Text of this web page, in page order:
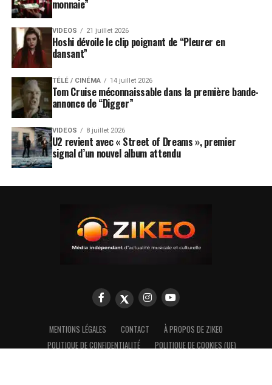
monnaie”
VIDEOS 21 juillet 2026
Hoshi dévoile le clip poignant de “Pleurer en
dansant”
TÉLÉ / CINÉMA 14 juillet 2026
Tom Cruise méconnaissable dans la première bande-
annonce de “Digger”
VIDEOS 8 juillet 2026
U2 revient avec « Street of Dreams », premier
signal d’un nouvel album attendu
MENTIONS LÉGALES CONTACT
À PROPOS DE ZIKEO
POLITIQUE DE CONFIDENTIALITÉ
POLITIQUE DE COOKIES (UE)